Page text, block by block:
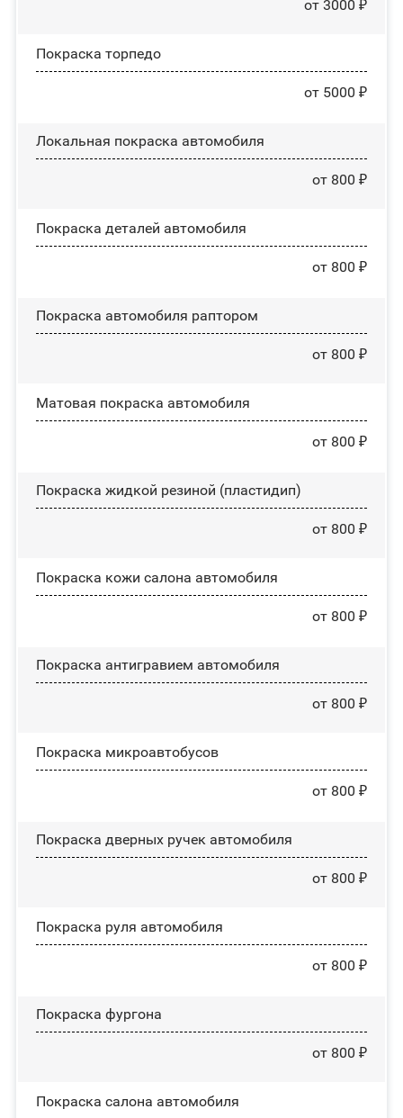
от 3000 ₽
Покраска торпедо
от 5000 ₽
Локальная покраска автомобиля
от 800 ₽
Покраска деталей автомобиля
от 800 ₽
Покраска автомобиля раптором
от 800 ₽
Матовая покраска автомобиля
от 800 ₽
Покраска жидкой резиной (пластидип)
от 800 ₽
Покраска кожи салона автомобиля
от 800 ₽
Покраска антигравием автомобиля
от 800 ₽
Покраска микроавтобусов
от 800 ₽
Покраска дверных ручек автомобиля
от 800 ₽
Покраска руля автомобиля
от 800 ₽
Покраска фургона
от 800 ₽
Покраска салона автомобиля